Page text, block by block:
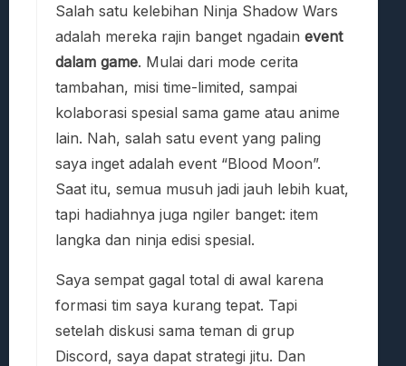
Salah satu kelebihan Ninja Shadow Wars
adalah mereka rajin banget ngadain event
dalam game. Mulai dari mode cerita
tambahan, misi time-limited, sampai
kolaborasi spesial sama game atau anime
lain. Nah, salah satu event yang paling
saya inget adalah event “Blood Moon”.
Saat itu, semua musuh jadi jauh lebih kuat,
tapi hadiahnya juga ngiler banget: item
langka dan ninja edisi spesial.
Saya sempat gagal total di awal karena
formasi tim saya kurang tepat. Tapi
setelah diskusi sama teman di grup
Discord, saya dapat strategi jitu. Dan